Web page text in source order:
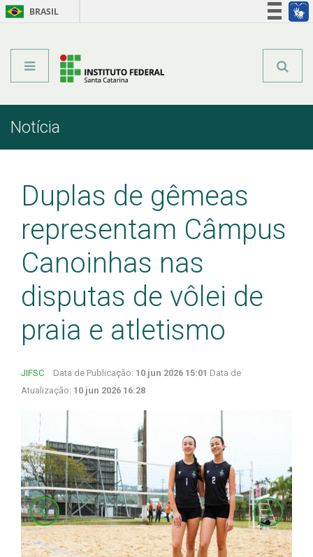
BRASIL
NotíciaInício
Duplas de gêmeas
representam Câmpus
Canoinhas nas
disputas de vôlei de
praia e atletismo
JIFSC Data de Publicação: 10 jun 2026 15:01 Data de
Atualização: 10 jun 2026 16:28